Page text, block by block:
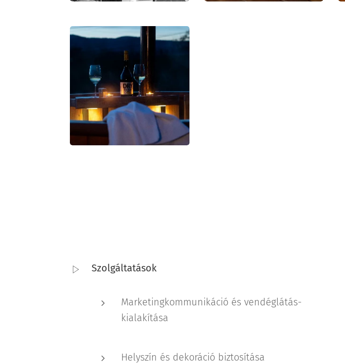
Szolgáltatások
Marketingkommunikáció és vendéglátás-
kialakítása
Helyszín és dekoráció biztosítása